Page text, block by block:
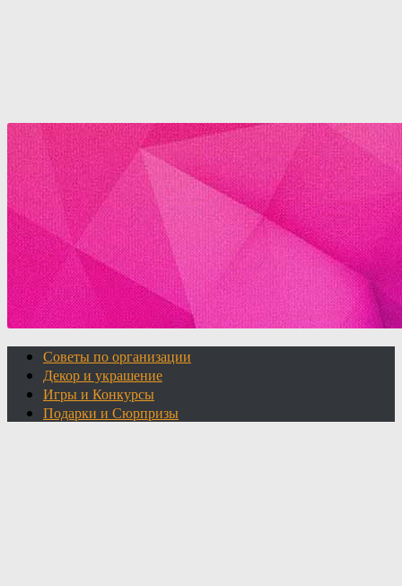
Советы по организации
Декор и украшение
Игры и Конкурсы
Подарки и Сюрпризы